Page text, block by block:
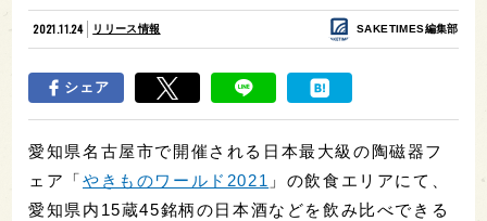
2021.11.24 リリース情報 SAKETIMES編集部
シェア
愛知県名古屋市で開催される日本最大級の陶磁器フ
ェア「やきものワールド2021 」の飲食エリアにて、
愛知県内15蔵45銘柄の日本酒などを飲み比べできる